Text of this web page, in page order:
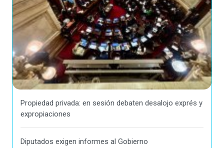
Propiedad privada: en sesión debaten desalojo exprés y
expropiaciones
Diputados exigen informes al Gobierno